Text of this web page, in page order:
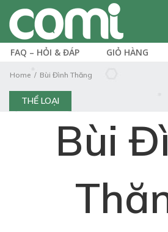
FAQ – HỎI & ĐÁP GIỎ HÀNG
Home Bùi Đình Thăng
THỂ LOẠI
Bùi